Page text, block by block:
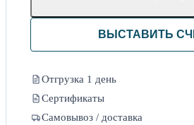
ВЫСТАВИТЬ
Отгрузка 1 день
Сертификаты
Самовывоз / доставка